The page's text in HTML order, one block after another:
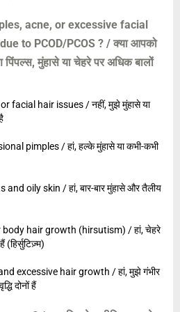
acne, or excessive facial
to PCOD/PCOS ? / क्या आपको
मुंहासे या चेहरे पर अधिक बालों
facial hair issues / नहीं, मुझे मुंहासे या
pimples / हां, हल्के मुंहासे या कभी-कभी
oily skin / हां, बार-बार मुंहासे और तैलीय
body hair growth (hirsutism) / हां, चेहरे
(हिर्सुटिज़्म)
excessive hair growth / हां, मुझे गंभीर
दोनों हैं